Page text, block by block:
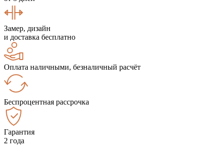
Замер, дизайн
и доставка бесплатно
Оплата наличными, безналичный расчёт
Беспроцентная рассрочка
Гарантия
2 года